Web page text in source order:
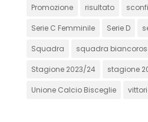
Promozione risultato
Serie C Femminile Serie D
Squadra squadra
Stagione 2023/24 stagione
Unione Calcio Bisceglie